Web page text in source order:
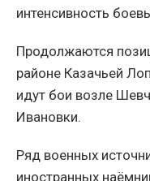
интенсивность
Продолжаются
районе Казачьей
идут бои возле
Ивановки.
Ряд военных
иностранных